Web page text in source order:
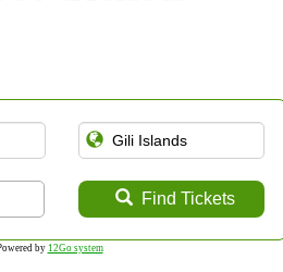
Find Tickets
by 12Go system